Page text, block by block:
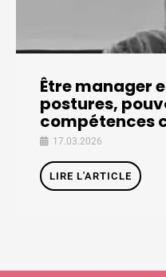
Être manager
postures,
compétences
17.03.2026
LIRE L'ARTICLE